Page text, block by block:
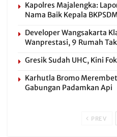
Kapolres Majalengka:
Nama Baik Kepala
Developer Wangsakarta
Wanprestasi, 9 Rumah
Gresik Sudah UHC, Kini
Karhutla Bromo
Gabungan Padamkan Api
PREV